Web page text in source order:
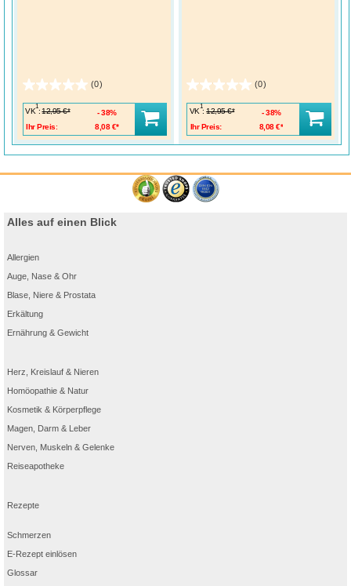
(0)
VK
1
: 12,95 €*
Ihr Preis:
8,08 €*
38%
(0)
VK
1
: 12,95 €*
Ihr Preis:
8,08 €*
38%
Alles auf einen Blick
Allergien
Auge, Nase & Ohr
Blase, Niere & Prostata
Erkältung
Ernährung & Gewicht
Herz, Kreislauf & Nieren
Homöopathie & Natur
Kosmetik & Körperpflege
Magen, Darm & Leber
Nerven, Muskeln & Gelenke
Reiseapotheke
Rezepte
Schmerzen
E-Rezept einlösen
Glossar